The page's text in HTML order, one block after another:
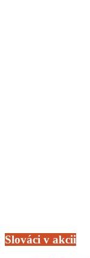
Slováci v akcii